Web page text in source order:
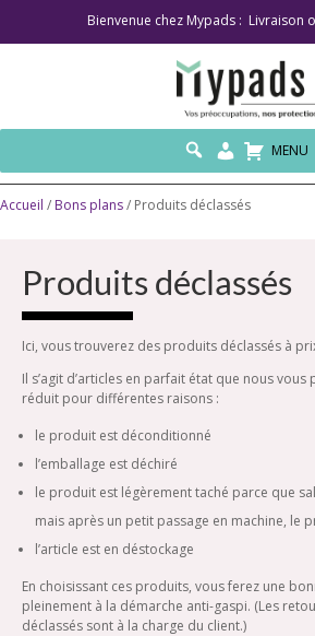
Bienvenue chez Mypads : Livraison
MENU
Accueil / Bons plans/ Produits déclassés
Produits déclassés
Ici, vous trouverez des produits déclassés à
Il s’agit d’articles en parfait état que nous
réduit pour différentes raisons :
le produit est déconditionné
l’emballage est déchiré
le produit est légèrement taché parce que
mais après un petit passage en machine, le
l’article est en déstockage
En choisissant ces produits, vous ferez une
pleinement à la démarche anti-gaspi. (Les
déclassés sont à la charge du client.)